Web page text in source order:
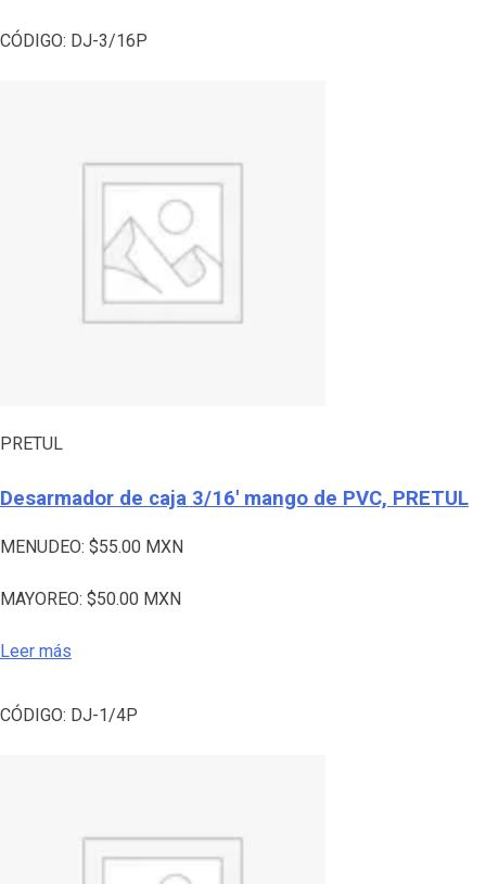
CÓDIGO: DJ-3/16P
PRETUL
Desarmador de caja 3/16′ mango de PVC, PRETUL
MENUDEO: $55.00 MXN
MAYOREO: $50.00 MXN
Leer más
CÓDIGO: DJ-1/4P